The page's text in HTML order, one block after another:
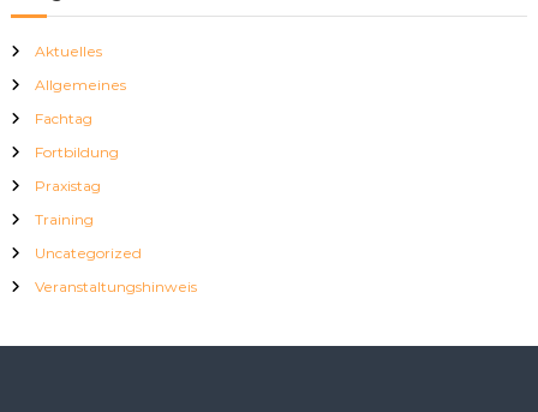
Aktuelles
Allgemeines
Fachtag
Fortbildung
Praxistag
Training
Uncategorized
Veranstaltungshinweis